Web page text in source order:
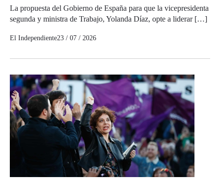
La propuesta del Gobierno de España para que la vicepresidenta
segunda y ministra de Trabajo, Yolanda Díaz, opte a liderar […]
El Independiente23 / 07 / 2026